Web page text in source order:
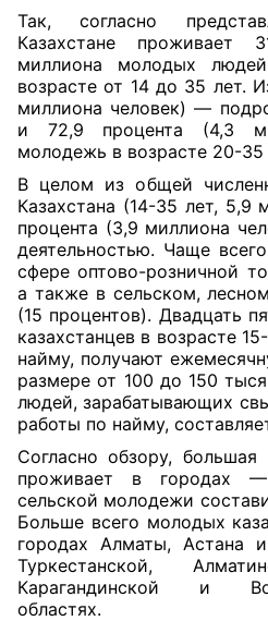
Так, согласно
Казахстане проживает
миллиона молодых
возрасте от 14 до 35 лет.
миллиона человек) —
и 72,9 процента (4,3
молодежь в возрасте 20-35
В целом из общей
Казахстана (14-35 лет, 5,9
процента (3,9 миллиона
деятельностью. Чаще
сфере оптово-розничной
а также в сельском,
(15 процентов). Двадцать
казахстанцев в возрасте
найму, получают
размере от 100 до 150
людей, зарабатывающих
работы по найму,
Согласно обзору,
проживает в городах
сельской молодежи
Больше всего молодых
городах Алматы, Астана
Туркестанской,
Карагандинской и
областях.